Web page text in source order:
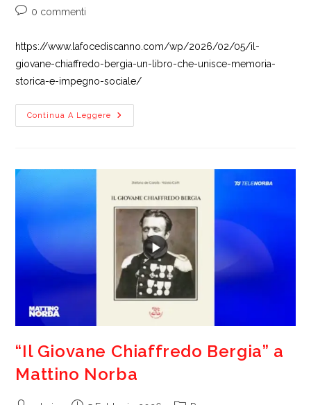
dell'articolo:
pubblicato:
Commenti
0 commenti
https://www.lafocediscanno.com/wp/2026/02/05/il-
giovane-chiaffredo-bergia-un-libro-che-unisce-memoria-
storica-e-impegno-sociale/
Continua A Leggere
“Il
Giovane
Unisce
Memoria
Storica
Impegno
Sociale
“Il Giovane Chiaffredo Bergia” a
Mattino Norba